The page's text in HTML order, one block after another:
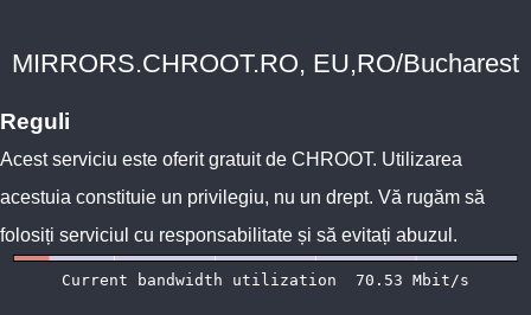
MIRRORS.CHROOT.RO, EU,RO/Bucharest
Reguli
Acest serviciu este oferit gratuit de CHROOT. Utilizarea
acestuia constituie un privilegiu, nu un drept. Vă rugăm să
folosiți serviciul cu responsabilitate și să evitați abuzul.